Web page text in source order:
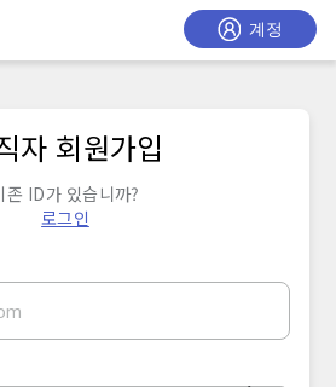
계정
자 회원가입
존 ID가 있습니까?
로그인